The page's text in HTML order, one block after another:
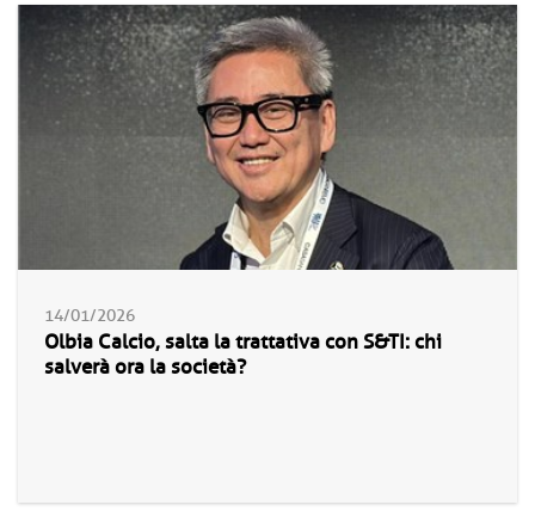
14/01/2026
Olbia Calcio, salta la trattativa con S&TI: chi
salverà ora la società?